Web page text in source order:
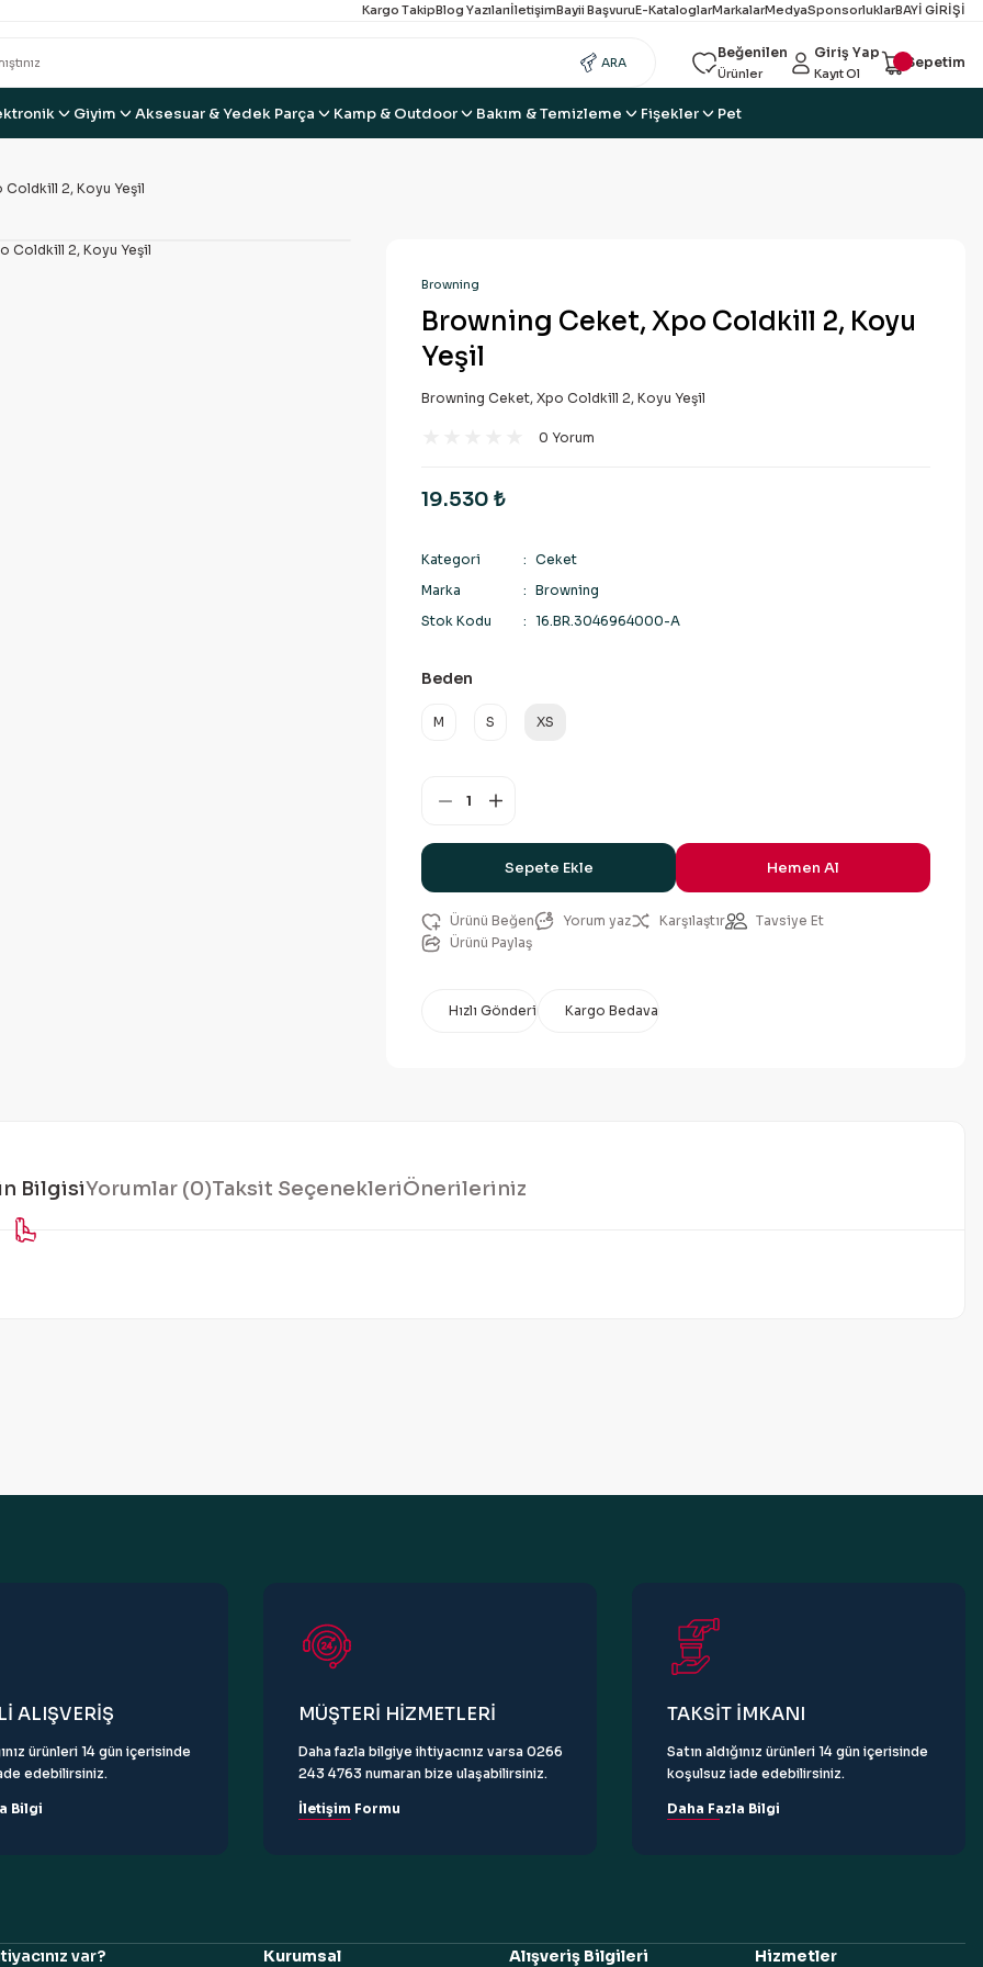
Kargo TakipBlog YazılarıİletişimBayii BaşvuruE-KataloglarMarkalarMedyaSponsorluklarBAYİ GİRİŞİ
ARA
Beğenilen
Ürünler
Giriş Yap
Kayıt Ol
Sepetim
Giyim Aksesuar & Yedek Parça Kamp & Outdoor Bakım & Temizleme Fişekler Pet
2, Koyu Yeşil
Browning
Browning Ceket, Xpo Coldkill 2, Koyu
Yeşil
Browning Ceket, Xpo Coldkill 2, Koyu Yeşil
0 Yorum
19.530 ₺
Kategori
Ceket
Marka
Browning
Stok Kodu
16.BR.3046964000-A
Beden
M S XS
Sepete Ekle Hemen Al
Yorum yaz Karşılaştır
Tavsiye Et
Ürünü Paylaş
Hızlı Gönderi Kargo Bedava
BilgisiYorumlar (0)Taksit SeçenekleriÖnerileriniz
ALIŞVERİŞ
ürünleri 14 gün içerisinde
edebilirsiniz.
Bilgi
MÜŞTERİ HİZMETLERİ
Daha fazla bilgiye ihtiyacınız varsa 0266
243 4763 numaran bize ulaşabilirsiniz.
İletişim Formu
TAKSİT İMKANI
Satın aldığınız ürünleri 14 gün içerisinde
koşulsuz iade edebilirsiniz.
Daha Fazla Bilgi
var? Kurumsal Alışveriş Bilgileri Hizmetler